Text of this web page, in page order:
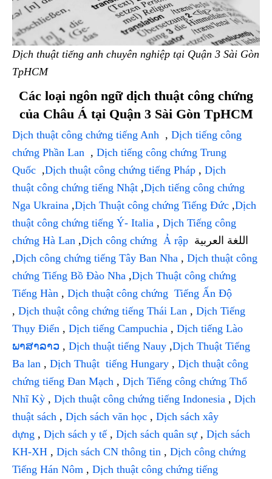
Dịch thuật tiếng anh chuyên nghiệp tại Quận 3 Sài Gòn
TpHCM
Các loại ngôn ngữ dịch thuật công chứng
của Châu Á tại Quận 3 Sài Gòn TpHCM
Dịch thuật công chứng tiếng Anh , Dịch tiếng công
chứng Phần Lan , Dịch tiếng công chứng Trung
Quốc ,Dịch thuật công chứng tiếng Pháp , Dịch
thuật công chứng tiếng Nhật ,Dịch tiếng công chứng
Nga Ukraina ,Dịch Thuật công chứng Tiếng Đức ,Dịch
thuật công chứng tiếng Ý- Italia , Dịch Tiếng công
chứng Hà Lan ,Dịch công chứng Ả rập
,Dịch công chứng tiếng Tây Ban Nha , Dịch thuật công
chứng Tiếng Bồ Đào Nha ,Dịch Thuật công chứng
Tiếng Hàn , Dịch thuật công chứng Tiếng Ấn Độ
, Dịch thuật công chứng tiếng Thái Lan , Dịch Tiếng
Thụy Điển , Dịch tiếng Campuchia , Dịch tiếng Lào
ພາສາລາວ , Dịch thuật tiếng Nauy ,Dịch Thuật Tiếng
Ba lan , Dịch Thuật tiếng Hungary , Dịch thuật công
chứng tiếng Đan Mạch , Dịch Tiếng công chứng Thổ
Nhĩ Kỳ , Dịch thuật công chứng tiếng Indonesia , Dịch
thuật sách , Dịch sách văn học , Dịch sách xây
dựng , Dịch sách y tế, Dịch sách quân sự, Dịch sách
KH-XH , Dịch sách CN thông tin , Dịch công chứng
Tiếng Hán Nôm , Dịch thuật công chứng tiếng